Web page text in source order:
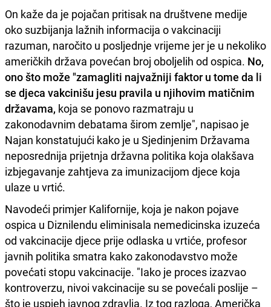
On kaže da je pojačan pritisak na društvene medije
oko suzbijanja lažnih informacija o vakcinaciji
razuman, naročito u posljednje vrijeme jer je u nekoliko
američkih država povećan broj oboljelih od ospica. No,
ono što može "zamagliti najvažniji faktor u tome da li
se djeca vakcinišu jesu pravila u njihovim matičnim
državama, koja se ponovo razmatraju u
zakonodavnim debatama širom zemlje", napisao je
Najan konstatujući kako je u Sjedinjenim Državama
neposrednija prijetnja državna politika koja olakšava
izbjegavanje zahtjeva za imunizacijom djece koja
ulaze u vrtić.
Navodeći primjer Kalifornije, koja je nakon pojave
ospica u Diznilendu eliminisala nemedicinska izuzeća
od vakcinacije djece prije odlaska u vrtiće, profesor
javnih politika smatra kako zakonodavstvo može
povećati stopu vakcinacije. "Iako je proces izazvao
kontroverzu, nivoi vakcinacije su se povećali poslije –
što je uspjeh javnog zdravlja. Iz tog razloga, Američka